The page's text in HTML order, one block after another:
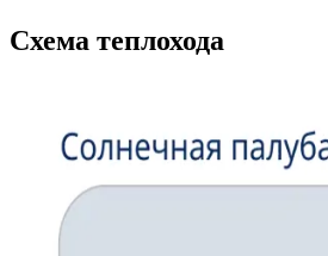
Схема теплохода